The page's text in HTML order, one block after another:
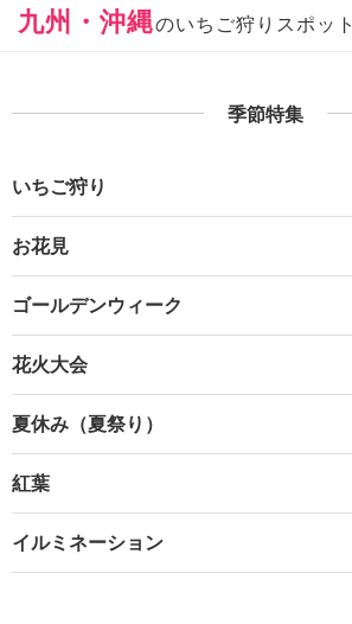
九州・沖縄のいちご狩りスポット
季節特集
いちご狩り
お花見
ゴールデンウィーク
花火大会
夏休み（夏祭り）
紅葉
イルミネーション